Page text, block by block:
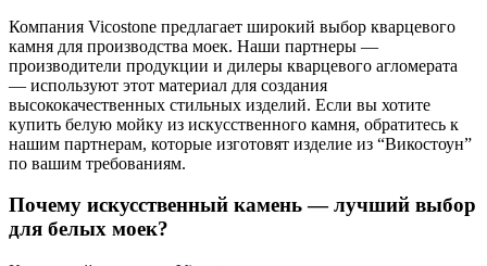
Компания Vicostone предлагает широкий выбор кварцевого
камня для производства моек. Наши партнеры —
производители продукции и дилеры кварцевого агломерата
— используют этот материал для создания
высококачественных стильных изделий. Если вы хотите
купить белую мойку из искусственного камня, обратитесь к
нашим партнерам, которые изготовят изделие из “Викостоун”
по вашим требованиям.
Почему искусственный камень — лучший выбор
для белых моек?